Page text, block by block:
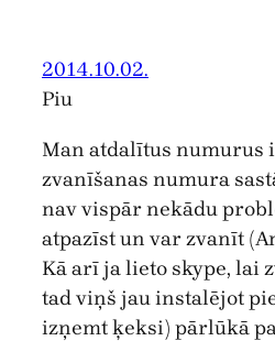
2014.10.02.
Piu
Man atdalītus numurus
zvanīšanas numura
nav vispār nekādu
atpazīst un var zvanīt
Kā arī ja lieto skype, lai
tad viņš jau instalējot
izņemt ķeksi) pārlūkā